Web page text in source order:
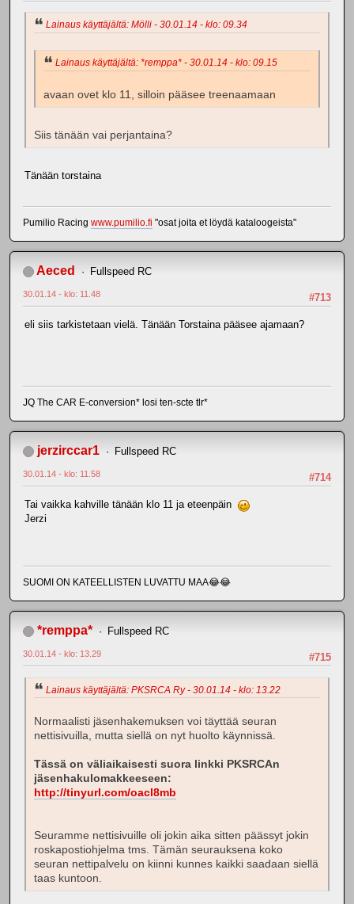
Lainaus käyttäjältä: Mölli - 30.01.14 - klo: 09.34
Lainaus käyttäjältä: *remppa* - 30.01.14 - klo: 09.15
avaan ovet klo 11, silloin pääsee treenaamaan
Siis tänään vai perjantaina?
Tänään torstaina
Pumilio Racing www.pumilio.fi "osat joita et löydä kataloogeista"
Aeced Fullspeed RC
#713
30.01.14 - klo: 11.48
eli siis tarkistetaan vielä. Tänään Torstaina pääsee ajamaan?
JQ The CAR E-conversion* losi ten-scte tlr*
jerzirccar1 Fullspeed RC
#714
30.01.14 - klo: 11.58
Tai vaikka kahville tänään klo 11 ja eteenpäin
Jerzi
SUOMI ON KATEELLISTEN LUVATTU MAA😂😂
*remppa* Fullspeed RC
#715
30.01.14 - klo: 13.29
Lainaus käyttäjältä: PKSRCA Ry - 30.01.14 - klo: 13.22
Normaalisti jäsenhakemuksen voi täyttää seuran
nettisivuilla, mutta siellä on nyt huolto käynnissä.
Tässä on väliaikaisesti suora linkki PKSRCAn
jäsenhakulomakkeeseen:
http://tinyurl.com/oacl8mb
Seuramme nettisivuille oli jokin aika sitten päässyt jokin
roskapostiohjelma tms. Tämän seurauksena koko
seuran nettipalvelu on kiinni kunnes kaikki saadaan siellä
taas kuntoon.